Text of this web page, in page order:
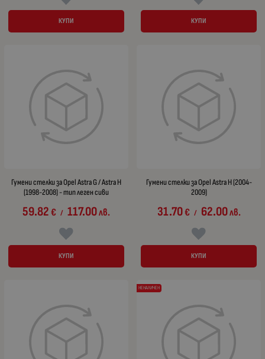
КУПИ КУПИ
Гумени стелки за Opel Astra G / Astra H
(1998-2008) - тип леген сиви
59.82€ / 117.00лв.
КУПИ
Гумени стелки за Opel Astra H (2004-
2009)
31.70€ / 62.00лв.
КУПИ
НЕНАЛИЧЕН